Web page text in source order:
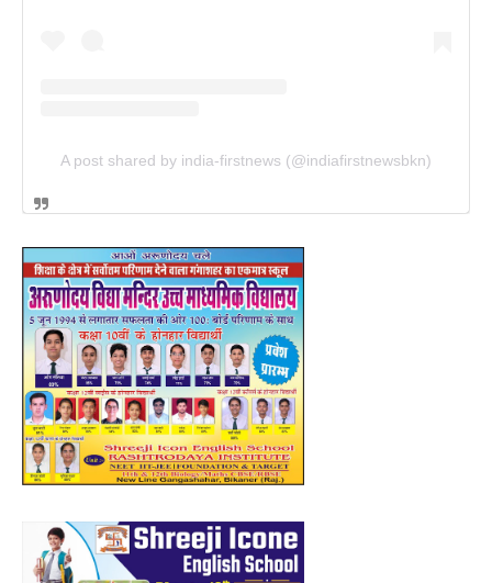
A post shared by india-firstnews (@indiafirstnewsbkn)